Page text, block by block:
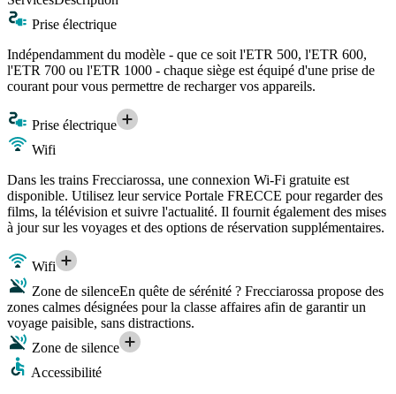
Prise électrique
Indépendamment du modèle - que ce soit l'ETR 500, l'ETR 600,
l'ETR 700 ou l'ETR 1000 - chaque siège est équipé d'une prise de
courant pour vous permettre de recharger vos appareils.
Prise électrique
Wifi
Dans les trains Frecciarossa, une connexion Wi-Fi gratuite est
disponible. Utilisez leur service Portale FRECCE pour regarder des
films, la télévision et suivre l'actualité. Il fournit également des mises
à jour sur les voyages et des options de réservation supplémentaires.
Wifi
Zone de silenceEn quête de sérénité ? Frecciarossa propose des
zones calmes désignées pour la classe affaires afin de garantir un
voyage paisible, sans distractions.
Zone de silence
Accessibilité